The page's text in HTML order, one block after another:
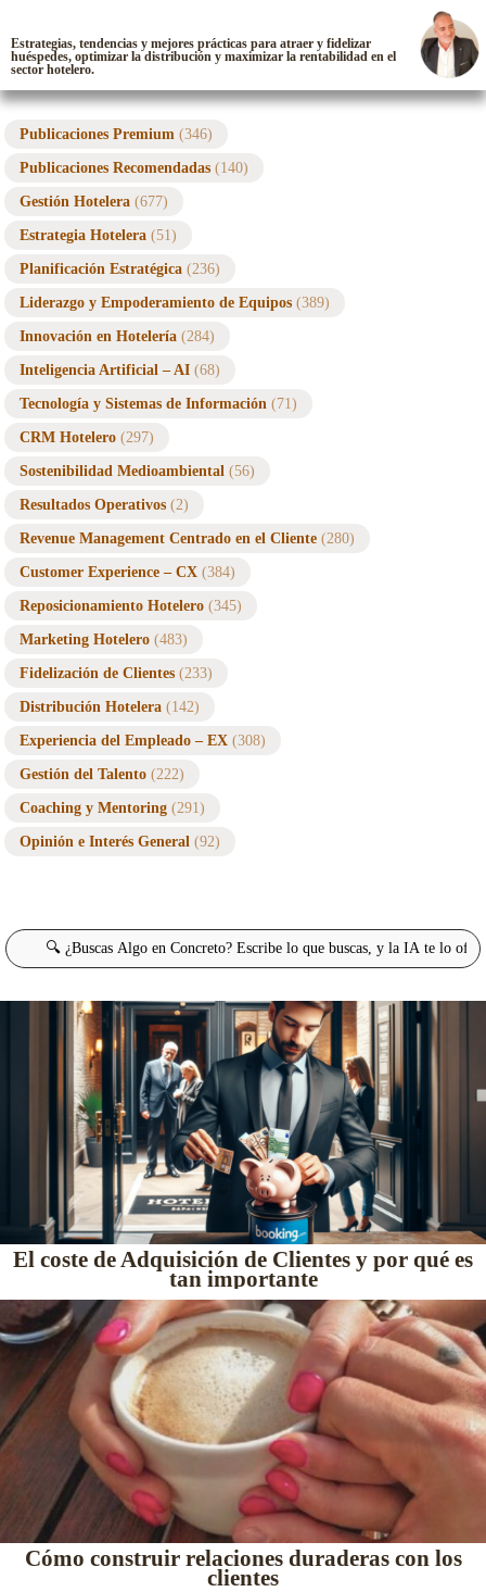
Estrategias, tendencias y mejores prácticas para atraer y fidelizar
huéspedes, optimizar la distribución y maximizar la rentabilidad en el
sector hotelero.
Publicaciones Premium (346)
Publicaciones Recomendadas (140)
Gestión Hotelera (677)
Estrategia Hotelera (51)
Planificación Estratégica (236)
Liderazgo y Empoderamiento de Equipos (389)
Innovación en Hotelería (284)
Inteligencia Artificial – AI (68)
Tecnología y Sistemas de Información (71)
CRM Hotelero (297)
Sostenibilidad Medioambiental (56)
Resultados Operativos (2)
Revenue Management Centrado en el Cliente (280)
Customer Experience – CX (384)
Reposicionamiento Hotelero (345)
Marketing Hotelero (483)
Fidelización de Clientes (233)
Distribución Hotelera (142)
Experiencia del Empleado – EX (308)
Gestión del Talento (222)
Coaching y Mentoring (291)
Opinión e Interés General (92)
Buscar:
El coste de Adquisición de Clientes y por qué es
tan importante
Cómo construir relaciones duraderas con los
clientes